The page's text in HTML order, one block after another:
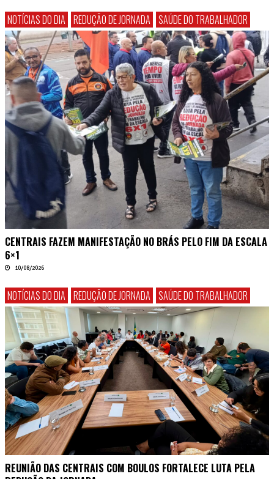
NOTÍCIAS DO DIA REDUÇÃO DE JORNADA SAÚDE DO TRABALHADOR
CENTRAIS FAZEM MANIFESTAÇÃO NO BRÁS PELO FIM DA ESCALA
6×1
10/08/2026
NOTÍCIAS DO DIA REDUÇÃO DE JORNADA SAÚDE DO TRABALHADOR
REUNIÃO DAS CENTRAIS COM BOULOS FORTALECE LUTA PELA